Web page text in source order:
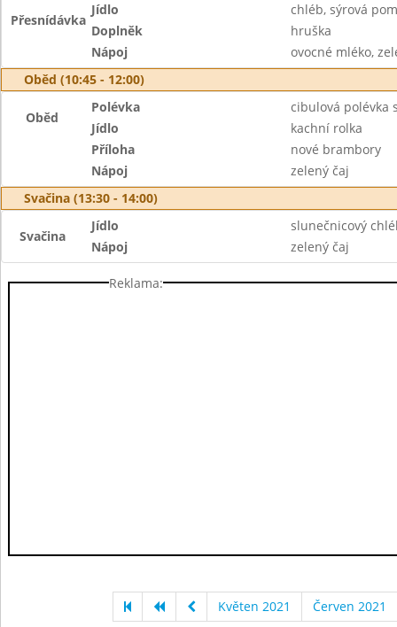
Přesnídávka
Jídlo
chléb, sýrová
Doplněk
hruška
Nápoj
ovocné mléko,
Oběd (10:45 - 12:00)
Oběd
Polévka
cibulová polévka
Jídlo
kachní rolka
Příloha
nové brambory
Nápoj
zelený čaj
Svačina (13:30 - 14:00)
Svačina
Jídlo
slunečnicový
Nápoj
zelený čaj
Reklama:
Květen 2021 Červen 2021